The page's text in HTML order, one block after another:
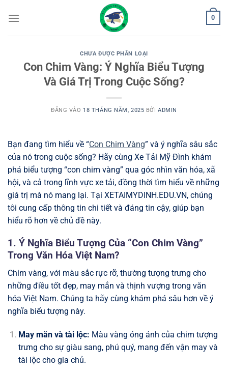
qua
0
CHƯA ĐƯỢC PHÂN LOẠI
Con Chim Vàng: Ý Nghĩa Biểu Tượng
Và Giá Trị Trong Cuộc Sống?
ĐĂNG VÀO 18 THÁNG NĂM, 2025 BỞIADMIN
Bạn đang tìm hiểu về “Con Chim Vàng” và ý nghĩa sâu sắc
của nó trong cuộc sống? Hãy cùng Xe Tải Mỹ Đình khám
phá biểu tượng “con chim vàng” qua góc nhìn văn hóa, xã
hội, và cả trong lĩnh vực xe tải, đồng thời tìm hiểu về những
giá trị mà nó mang lại. Tại XETAIMYDINH.EDU.VN, chúng
tôi cung cấp thông tin chi tiết và đáng tin cậy, giúp bạn
hiểu rõ hơn về chủ đề này.
1. Ý Nghĩa Biểu Tượng Của “Con Chim Vàng”
Trong Văn Hóa Việt Nam?
Chim vàng, với màu sắc rực rỡ, thường tượng trưng cho
những điều tốt đẹp, may mắn và thịnh vượng trong văn
hóa Việt Nam. Chúng ta hãy cùng khám phá sâu hơn về ý
nghĩa biểu tượng này.
May mắn và tài lộc: Màu vàng óng ánh của chim tượng
trưng cho sự giàu sang, phú quý, mang đến vận may và
tài lộc cho gia chủ.